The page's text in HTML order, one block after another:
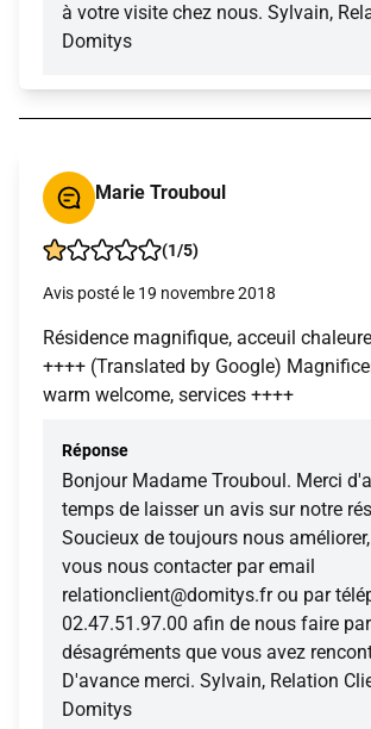
à votre visite chez nous. Sylvain,
Domitys
Marie Trouboul
(1/5)
Avis posté le 19 novembre 2018
Résidence magnifique, acceuil
++++ (Translated by Google)
warm welcome, services ++++
Réponse
Bonjour Madame Trouboul. Merci
temps de laisser un avis sur notre
Soucieux de toujours nous
vous nous contacter par email
relationclient@domitys.fr ou par
02.47.51.97.00 afin de nous faire
désagréments que vous avez
D'avance merci. Sylvain, Relation
Domitys